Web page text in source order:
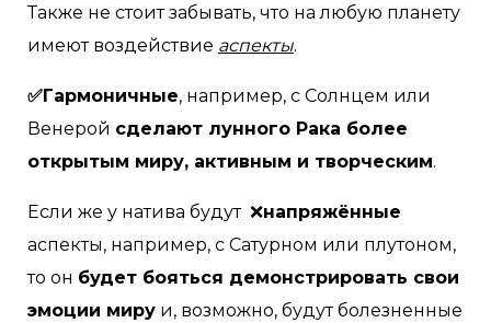
Также не стоит забывать, что на любую планету
имеют воздействие аспекты.
✅Гармоничные, например, с Солнцем или
Венерой сделают лунного Рака более
открытым миру, активным и творческим.
Если же у натива будут ❌напряжённые
аспекты, например, с Сатурном или плутоном,
то он будет бояться демонстрировать свои
эмоции миру и, возможно, будут болезненные